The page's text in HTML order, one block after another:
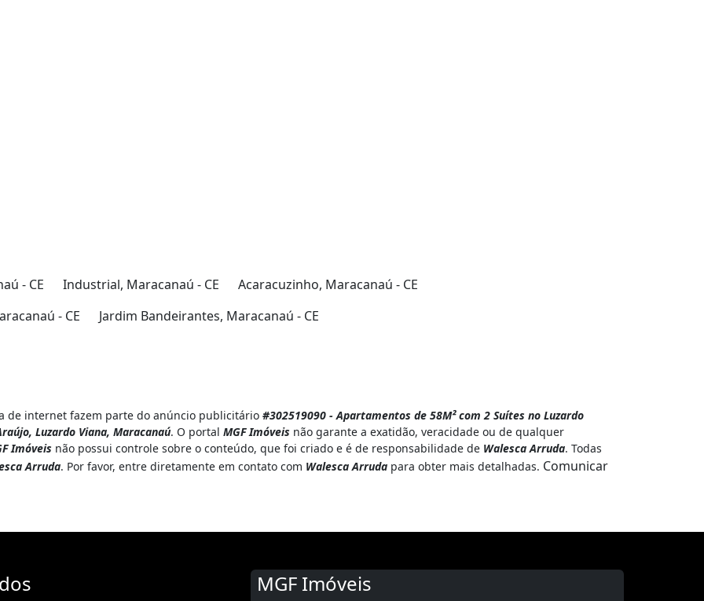
- CE Industrial, Maracanaú - CE
Acaracuzinho, Maracanaú - CE
- CE
Jardim Bandeirantes, Maracanaú - CE
de internet fazem parte do anúncio publicitário #302519090 - Apartamentos de 58M² com 2 Suítes no Luzardo
Luzardo Viana, Maracanaú. O portal MGF Imóveis não garante a exatidão, veracidade ou de qualquer
Imóveis não possui controle sobre o conteúdo, que foi criado e é de responsabilidade de Walesca Arruda. Todas
Arruda. Por favor, entre diretamente em contato com Walesca Arruda para obter mais detalhadas. Comunicar
MGF Imóveis